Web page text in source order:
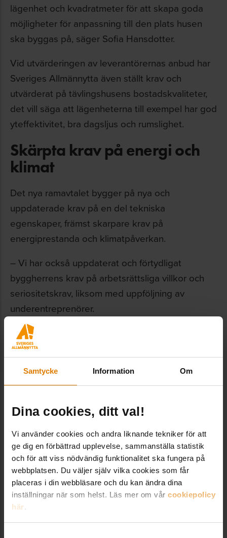
Samtycke Information Om
Dina cookies, ditt val!
Vi använder cookies och andra liknande tekniker för att
ge dig en förbättrad upplevelse, sammanställa statistik
och för att viss nödvändig funktionalitet ska fungera på
webbplatsen. Du väljer själv vilka cookies som får
placeras i din webbläsare och du kan ändra dina
inställningar när som helst. Läs mer om vår cookiepolicy
här.
lägenhet och kvadratmeter för att skapa goda
möjligheter för anpassning till den plats husen
ska byggas på, säger Sofia Hansdotter.
Vid utvärderingen av leverantörernas anbud har
Sveriges Allmännytta även ställt krav och
utvärderat på tävlingshusens bostadskvaliteter,
det vill säga att lägenheterna till exempel har god
yteffektivitet, bra dagsljus och rumslighet.
Skärpta krav på energi och
klimat
Det nya ramavtalet bygger på nya och
uppdaterade krav på en del tekniska
egenskaper, främst skarpare krav på
energiprestanda och klimatpåverkan.
– Vi har också uppdaterat och förtydligat
byggherrens krav på arbetsrättsliga villkor och
seriositetskrav, liksom med uppföljning av
underentreprenörer.
En annan skillnad är att nu är det förnyad
konkurrensutsättning som gäller vid varje avrop.
– Det kan upplevas som en något mer
komplicerad process, men det gör att våra
grundläggning tydligare vid varje avrop – och det
är bra, säger Sofia Hansdotter.
Kan avropas av 323
medlemsföretag
Allmännyttans Kombohus är ett koncept för